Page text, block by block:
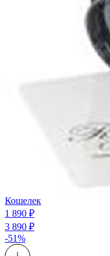
Кошелек
1 890 ₽
3 890 ₽
-51%